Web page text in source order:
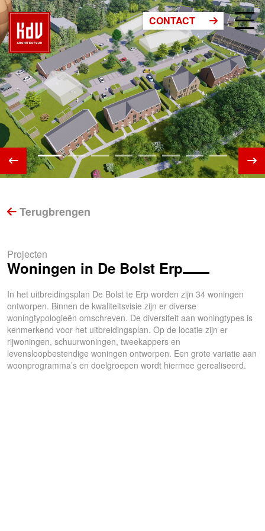
Terugbrengen
Projecten
Woningen in De Bolst Erp
In het uitbreidingsplan De Bolst te Erp worden zijn 34 woningen
ontworpen. Binnen de kwaliteitsvisie zijn er diverse
woningtypologieën omschreven. De diversiteit aan woningtypes is
kenmerkend voor het uitbreidingsplan. Op de locatie zijn er
rijwoningen, schuurwoningen, tweekappers en
levensloopbestendige woningen ontworpen. Een grote variatie aan
woonprogramma’s en doelgroepen wordt hiermee gerealiseerd.
CONTACT